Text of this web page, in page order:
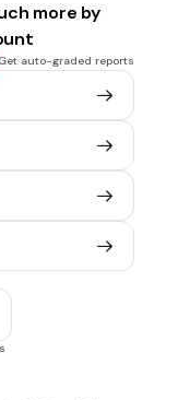
20 sec • 1 pt
more by
Get auto-graded reports